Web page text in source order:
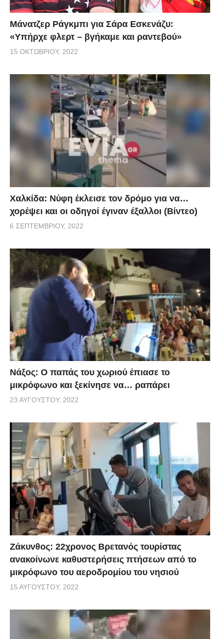
Μάνατζερ Ράγκμπι για Σάρα Εσκενάζυ:
«Υπήρχε φλερτ – βγήκαμε και ραντεβού»
15 ΟΚΤΩΒΡΊΟΥ, 2022
Χαλκίδα: Νύφη έκλεισε τον δρόμο για να…
χορέψει και οι οδηγοί έγιναν έξαλλοι (Βίντεο)
6 ΣΕΠΤΕΜΒΡΊΟΥ, 2022
Νάξος: Ο παπάς του χωριού έπιασε το
μικρόφωνο και ξεκίνησε να… ραπάρει
23 ΑΥΓΟΎΣΤΟΥ, 2022
Ζάκυνθος: 22χρονος Βρετανός τουρίστας
ανακοίνωνε καθυστερήσεις πτήσεων από το
μικρόφωνο του αεροδρομίου του νησιού
15 ΑΥΓΟΎΣΤΟΥ, 2022